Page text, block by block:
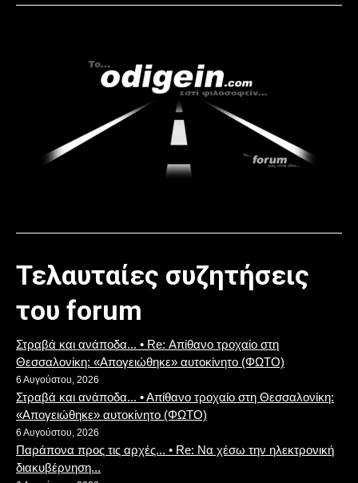
Τελαυταίες συζητήσεις
του forum
Στραβά και ανάποδα... • Re: Απίθανο τροχαίο στη
Θεσσαλονίκη: «Απογειώθηκε» αυτοκίνητο (ΦΩΤΟ)
6 Αυγούστου, 2026
Στραβά και ανάποδα... • Απίθανο τροχαίο στη Θεσσαλονίκη:
«Απογειώθηκε» αυτοκίνητο (ΦΩΤΟ)
6 Αυγούστου, 2026
Παράπονα προς τις αρχές... • Re: Να χέσω την ηλεκτρονική
διακυβέρνηση...